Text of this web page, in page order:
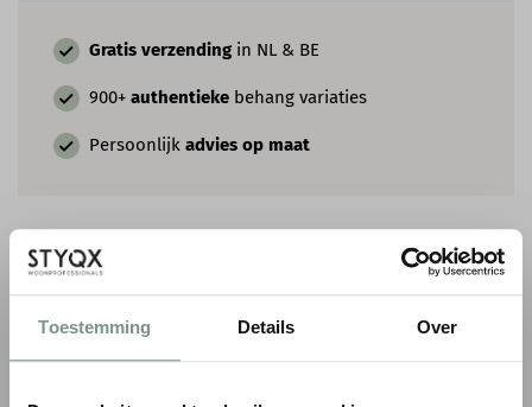
Toestemming Details Over
Gratis verzending in NL & BE
900+ authentieke behang variaties
Persoonlijk advies op maat